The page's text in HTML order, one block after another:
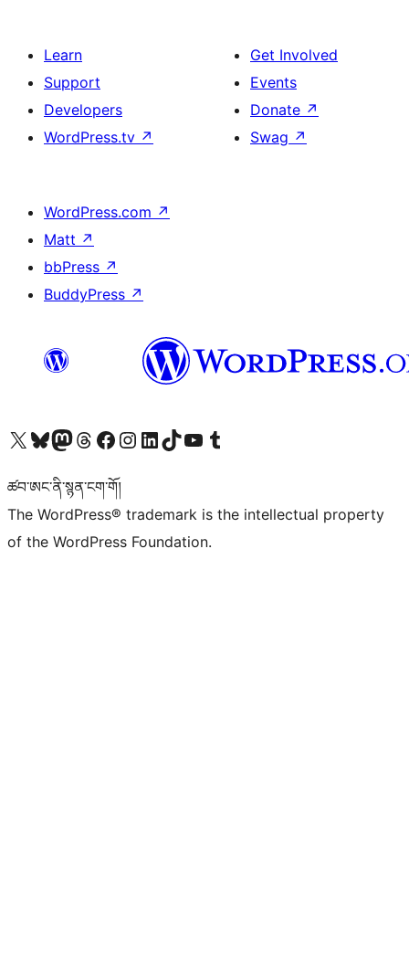
Learn
Support
Developers
WordPress.tv ↗
Get Involved
Events
Donate ↗
Swag ↗
WordPress.com ↗
Matt ↗
bbPress ↗
BuddyPress ↗
Visit our X (formerly Twitter) account
Visit our Bluesky account
Visit our Mastodon account
Visit our Threads account
Visit our Facebook page
Visit our Instagram account
Visit our LinkedIn account
Visit our TikTok account
Visit our YouTube channel
Visit our Tumblr account
ཚབ་ཨང་ནི་སྙན་ངག་གོ།
The WordPress® trademark is the intellectual property
of the WordPress Foundation.